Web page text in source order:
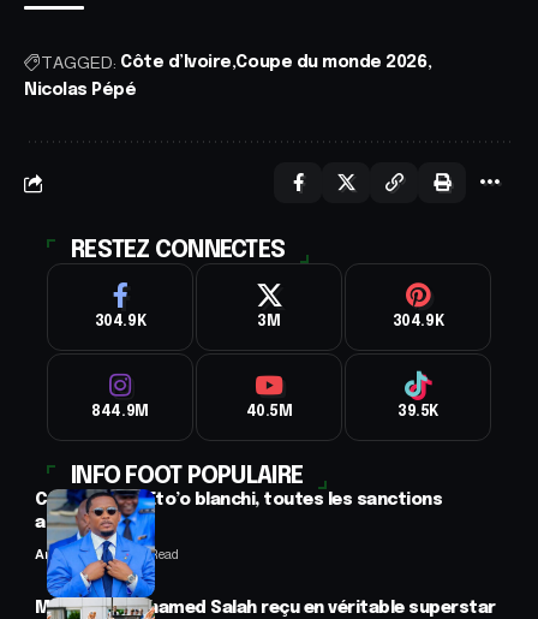
TAGGED: Côte d’Ivoire Coupe du monde 2026
Nicolas Pépé
RESTEZ CONNECTES
304.9K 3M 304.9K
844.9M 40.5M 39.5K
INFO FOOT POPULAIRE
CAF : Samuel Eto’o blanchi, toutes les sanctions
annulées
Anselme AVI2 Min Read
Mercato : Mohamed Salah reçu en véritable superstar